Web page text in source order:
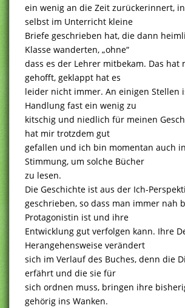
ein wenig an die Zeit zurückerinnert,
selbst im Unterricht kleine
Briefe geschrieben hat, die dann
Klasse wanderten, „ohne“
dass es der Lehrer mitbekam. Das hat
gehofft, geklappt hat es
leider nicht immer. An einigen Stellen
Handlung fast ein wenig zu
kitschig und niedlich für meinen
hat mir trotzdem gut
gefallen und ich bin momentan auch
Stimmung, um solche Bücher
zu lesen.
Die Geschichte ist aus der Ich-
geschrieben, so dass man immer nah
Protagonistin ist und ihre
Entwicklung gut verfolgen kann. Ihre
Herangehensweise verändert
sich im Verlauf des Buches, denn die
erfährt und die sie für
sich ordnen muss, bringen ihre
gehörig ins Wanken.